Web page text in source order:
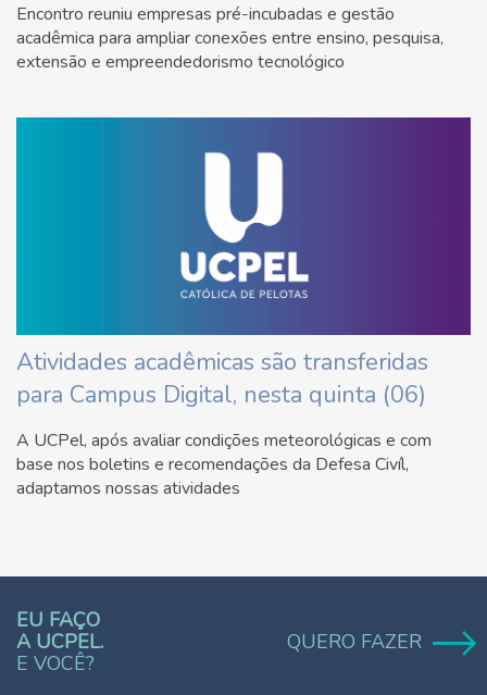
Encontro reuniu empresas pré-incubadas e gestão
acadêmica para ampliar conexões entre ensino, pesquisa,
extensão e empreendedorismo tecnológico
Atividades acadêmicas são transferidas
para Campus Digital, nesta quinta (06)
A UCPel, após avaliar condições meteorológicas e com
base nos boletins e recomendações da Defesa Civíl,
adaptamos nossas atividades
EU FAÇO
A UCPEL.
E VOCÊ?
QUERO FAZER